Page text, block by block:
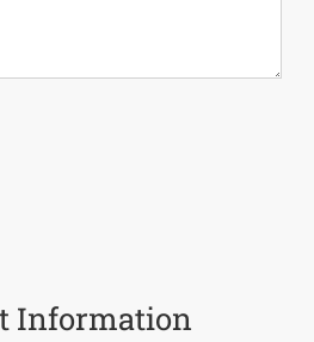
Information